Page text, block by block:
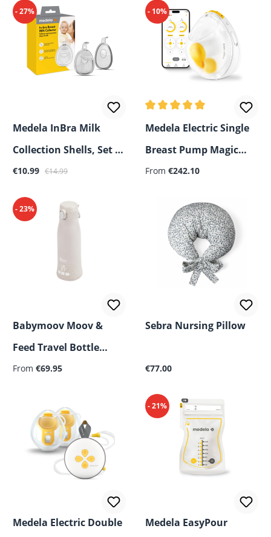
- 27%
Medela InBra Milk
Collection Shells, Set of
2
Sale price:
€10.99 Regular price:
€14.99
- 10%
Average rating of 5 out of
Medela Electric Single
Breast Pump Magic
InBra
From €242.10
- 23%
Babymoov Moov &
Feed Travel Bottle
Warmer
Regular price:
From €69.95
Sebra Nursing Pillow
Regular price:
€77.00
Medela Electric Double
- 21%
Medela EasyPour